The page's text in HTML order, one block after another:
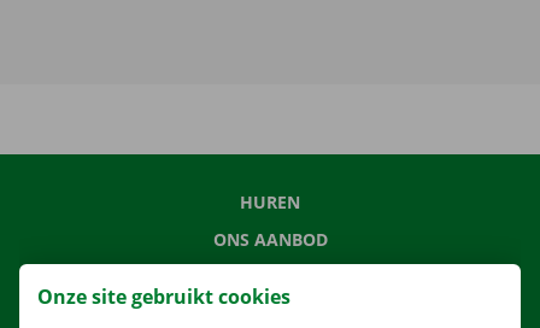
HUREN
ONS AANBOD
Onze site gebruikt cookies